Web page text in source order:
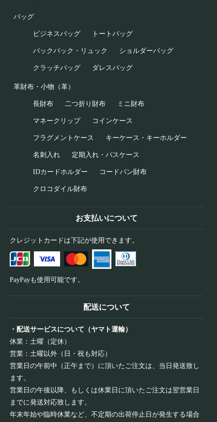
バッグ
ビジネスバッグ トートバッグ
バックパック・リュック ショルダーバッグ
クラッチバッグ ダレスバッグ
革財布・小物（革）
長財布 二つ折り財布 ミニ財布
マネークリップ コインケース
フラグメントケース キーケース・キーホルダー
名刺入れ 定期入れ・パスケース
IDカードホルダー コードバン財布
クロコダイル財布
お支払いについて
クレジットカードは下記が使用できます。
PayPayも使用可能です。
配送について
・配送サービスについて（ヤマト運輸）
休業：土曜（定休）
営業：土曜以外（日・祝も対応）
営業日の午前中（正午まで）に頂いたご注文は、当日発送致し
ます。
営業日の午後以降、もしくは休業日に頂いたご注文は翌営業日
までに発送対応致します。
年末年始や臨時休業など、不定期の出荷停止日が発生する場合